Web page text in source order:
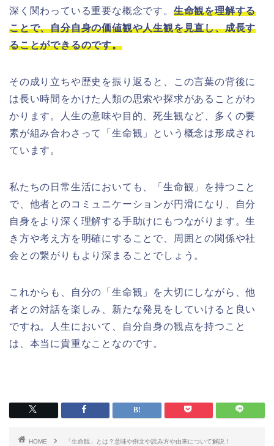
深く関わっている重要な概念です。 生命観を理解する
ことで、自分自身の価値観や人生観を見直し、成長す
ることができるのです。
その成り立ちや歴史を振り返ると、この言葉の背後に
は長い時間をかけた人類の思索や探求があることがわ
かります。人生の意味や目的、死生観など、多くの要
素が組み合わさって「生命観」という概念は形成され
ています。
私たちの日常生活においても、「生命観」を持つこと
で、他者とのコミュニケーションが円滑になり、自分
自身をより深く理解する手助けにもつながります。生
き方や考え方を明確にすることで、周囲との関係や社
会との繋がりもより深まることでしょう。
これからも、自分の「生命観」を大切にしながら、他
者との対話を楽しみ、新たな発見をしていけると良い
ですね。人生において、自分自身の観点を持つこと
は、本当に貴重なことなのです。
HOME 「生命観」とは？意味や例文や読み方や由来について解説！